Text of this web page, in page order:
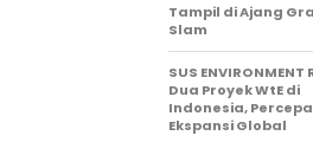
Tampil di Ajang
Slam
SUS ENVIRONMENT
Dua Proyek WtE di
Indonesia,
Ekspansi Global